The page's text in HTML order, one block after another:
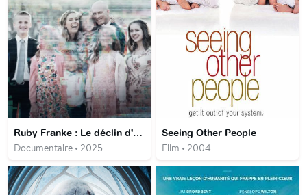
Ruby Franke : Le déclin d'une famille modèle
Documentaire • 2025
Seeing Other People
Film • 2004